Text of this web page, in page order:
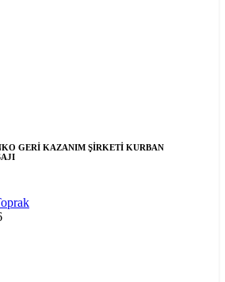
GERİ KAZANIM ŞİRKETİ KURBAN